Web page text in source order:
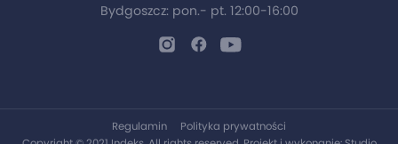
Bydgoszcz: pon.- pt. 12:00-16:00
Regulamin
Polityka prywatności